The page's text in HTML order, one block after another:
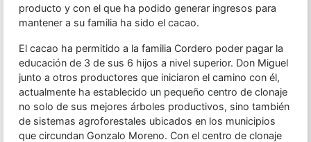
producto y con el que ha podido generar ingresos para
mantener a su familia ha sido el cacao.
El cacao ha permitido a la familia Cordero poder pagar la
educación de 3 de sus 6 hijos a nivel superior. Don Miguel
junto a otros productores que iniciaron el camino con él,
actualmente ha establecido un pequeño centro de clonaje
no solo de sus mejores árboles productivos, sino también
de sistemas agroforestales ubicados en los municipios
que circundan Gonzalo Moreno. Con el centro de clonaje